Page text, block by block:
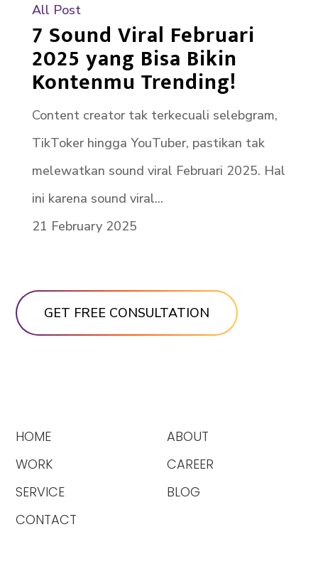
All Post
7 Sound Viral Februari
2025 yang Bisa Bikin
Kontenmu Trending!
Content creator tak terkecuali selebgram,
TikToker hingga YouTuber, pastikan tak
melewatkan sound viral Februari 2025. Hal
ini karena sound viral...
21 February 2025
HOME
WORK
SERVICE
CONTACT
ABOUT
CAREER
BLOG